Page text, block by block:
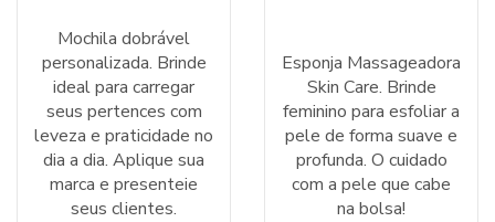
Mochila dobrável
personalizada. Brinde
ideal para carregar
seus pertences com
leveza e praticidade no
dia a dia. Aplique sua
marca e presenteie
seus clientes.
Esponja Massageadora
Skin Care. Brinde
feminino para esfoliar a
pele de forma suave e
profunda. O cuidado
com a pele que cabe
na bolsa!